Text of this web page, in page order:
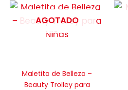
AGOTADO
Maletita de Belleza –
Beauty Trolley para